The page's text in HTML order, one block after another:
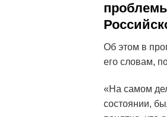
Об этом в
его словам,
«На самом
состоянии,